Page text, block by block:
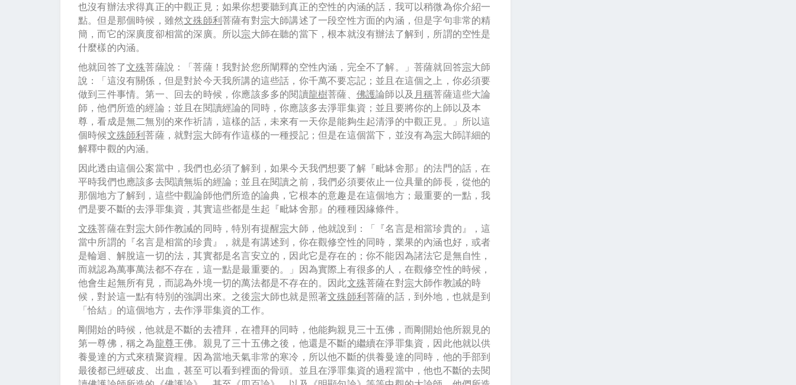
也沒有辦法求得真正的中觀正見；如果你想要聽到真正的空性的內涵的話，我可以稍微為你介紹一
點。但是那個時候，雖然文殊師利菩薩有對宗大師講述了一段空性方面的內涵，但是字句非常的精
簡，而它的深廣度卻相當的深廣。所以宗大師在聽的當下，根本就沒有辦法了解到，所謂的空性是
什麼樣的內涵。
他就回答了文殊菩薩說：「菩薩！我對於您所闡釋的空性內涵，完全不了解。」菩薩就回答宗大師
說：「這沒有關係，但是對於今天我所講的這些話，你千萬不要忘記；並且在這個之上，你必須要
做到三件事情。第一、回去的時候，你應該多多的閱讀龍樹菩薩、 佛護論師以及 月稱菩薩這些大論
師，他們所造的經論；並且在閱讀經論的同時，你應該多去淨罪集資；並且要將你的上師以及本
尊，看成是無二無別的來作祈請，這樣的話，未來有一天你是能夠生起清淨的中觀正見。」所以這
個時候文殊師利菩薩，就對宗大師有作這樣的一種授記；但是在這個當下，並沒有為宗大師詳細的
解釋中觀的內涵。
因此透由這個公案當中，我們也必須了解到，如果今天我們想要了解『毗缽舍那』的法門的話，在
平時我們也應該多去閱讀無垢的經論；並且在閱讀之前，我們必須要依止一位具量的師長，從他的
那個地方了解到，這些中觀論師他們所造的論典，它根本的意趣是在這個地方；最重要的一點，我
們是要不斷的去淨罪集資，其實這些都是生起『毗缽舍那』的種種因緣條件。
文殊菩薩在對宗大師作教誡的同時，特別有提醒宗大師，他就說到：「『名言是相當珍貴的』，這
當中所謂的『名言是相當的珍貴』，就是有講述到，你在觀修空性的同時，業果的內涵也好，或者
是輪迴、解脫這一切的法，其實都是名言安立的，因此它是存在的；你不能因為諸法它是無自性，
而就認為萬事萬法都不存在，這一點是最重要的。」因為實際上有很多的人，在觀修空性的時候，
他會生起無所有見，而認為外境一切的萬法都是不存在的。因此文殊菩薩在對宗大師作教誡的時
候，對於這一點有特別的強調出來。之後宗大師也就是照著文殊師利菩薩的話，到外地，也就是到
「恰結」的這個地方，去作淨罪集資的工作。
剛開始的時候，他就是不斷的去禮拜，在禮拜的同時，他能夠親見三十五佛，而剛開始他所親見的
第一尊佛，稱之為龍尊王佛。親見了三十五佛之後，他還是不斷的繼續在淨罪集資，因此他就以供
養曼達的方式來積聚資糧。因為當地天氣非常的寒冷，所以他不斷的供養曼達的同時，他的手部到
最後都已經破皮、出血，甚至可以看到裡面的骨頭。並且在淨罪集資的過程當中，他也不斷的去閱